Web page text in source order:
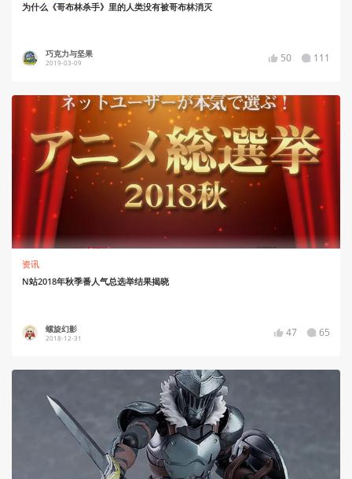
为什么《哥布林杀手》里的人类没有被哥布林消灭
巧克力与坚果
2019-03-09 50 111
资讯
N站2018年秋季番人气总选举结果揭晓
螺旋幻影
2018-12-31 47 65